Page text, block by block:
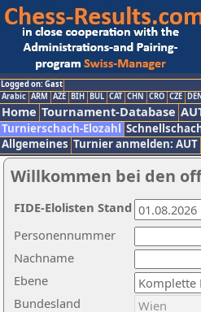
Logged on: Gast
Arabic ARM AZE BIH BUL CAT CHN CRO CZE
Home Tournament-Database
Turnierschach-Elozahl
Allgemeines Turnier anmelden: AUT
Willkommen bei den
Nachname
Ebene
Personennummer
Bundesland
FIDE-Elolisten Stand